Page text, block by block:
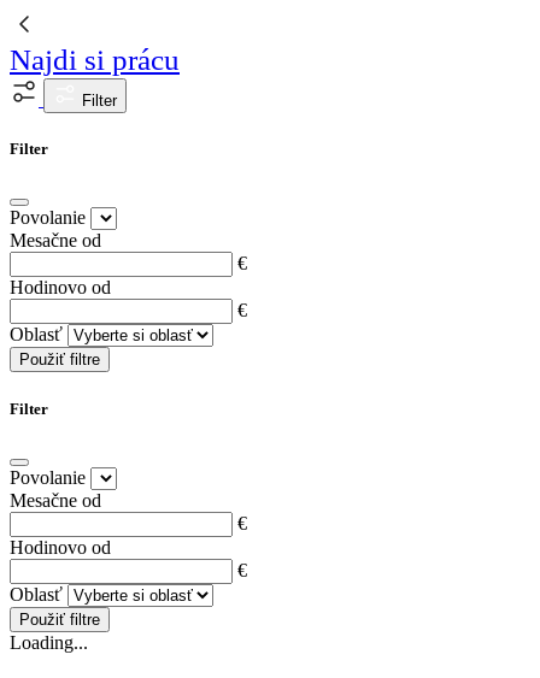
Najdi si prácu
Filter
Filter
Povolanie
Mesačne od
€
Hodinovo od
€
Oblasť
Použiť filtre
Filter
Povolanie
Mesačne od
€
Hodinovo od
€
Oblasť
Použiť filtre
Loading...